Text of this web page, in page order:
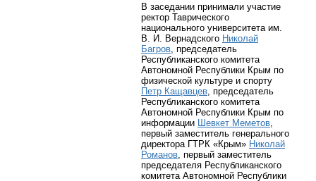
В заседании принимали участие
ректор Таврического
национального университета им.
В. И. Вернадского Николай
Багров , председатель
Республиканского комитета
Автономной Республики Крым по
физической культуре и спорту
Петр Кащавцев , председатель
Республиканского комитета
Автономной Республики Крым по
информации
Шевкет Меметов
первый заместитель генерального
директора ГТРК «Крым» Николай
Романов , первый заместитель
председателя Республиканского
комитета Автономной Республики